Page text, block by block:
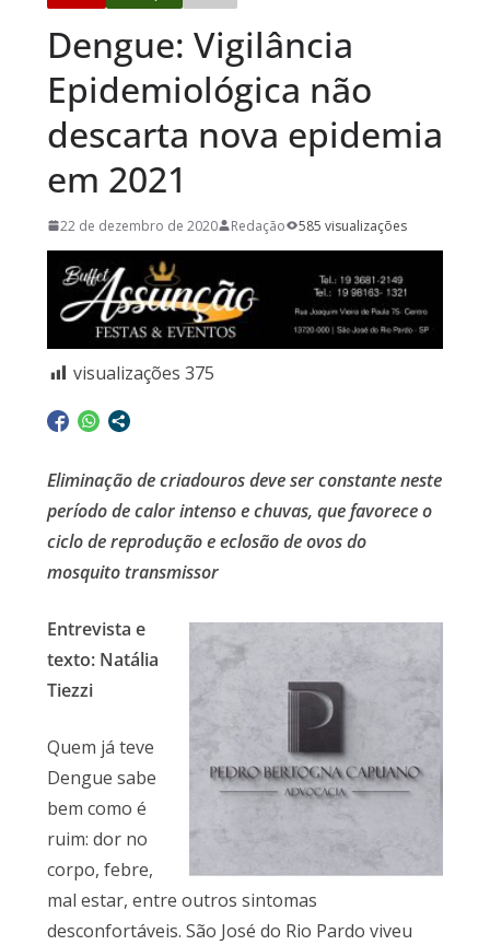
Dengue: Vigilância
Epidemiológica não
descarta nova epidemia
em 2021
22 de dezembro de 2020 Redação 585 visualizações
visualizações 375
Eliminação de criadouros deve ser constante neste
período de calor intenso e chuvas, que favorece o
ciclo de reprodução e eclosão de ovos do
mosquito transmissor
Entrevista e
texto: Natália
Tiezzi
Quem já teve
Dengue sabe
bem como é
ruim: dor no
corpo, febre,
mal estar, entre outros sintomas
desconfortáveis. São José do Rio Pardo viveu